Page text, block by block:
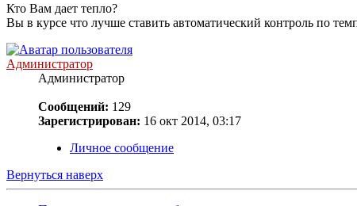
Кто Вам дает тепло?
Вы в курсе что лучше ставить автоматический контроль по
Администратор
Администратор
Сообщений: 129
Зарегистрирован: 16 окт 2014, 03:17
Личное сообщение
Вернуться наверх